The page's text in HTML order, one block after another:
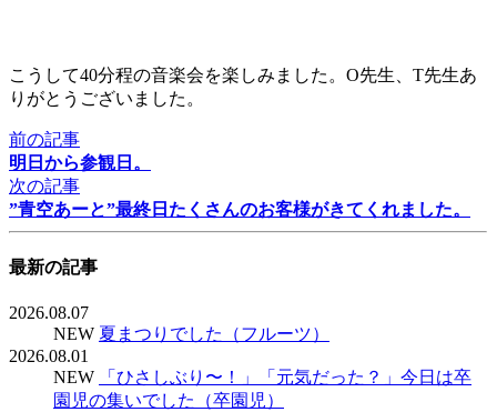
こうして40分程の音楽会を楽しみました。O先生、T先生あ
りがとうございました。
前の記事
明日から参観日。
次の記事
”青空あーと”最終日たくさんのお客様がきてくれました。
最新の記事
2026.08.07
NEW 夏まつりでした（フルーツ）
2026.08.01
NEW
「ひさしぶり〜！」「元気だった？」今日は卒
園児の集いでした（卒園児）